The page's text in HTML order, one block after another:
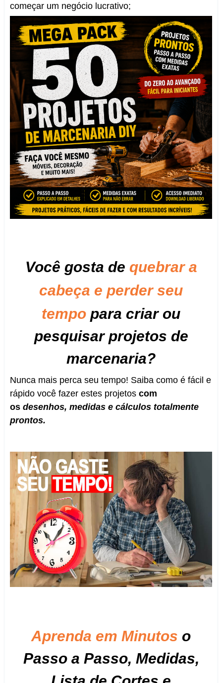
começar um negócio lucrativo;
Você gosta de quebrar a
cabeça e perder seu
tempo para criar ou
pesquisar projetos de
marcenaria?
Nunca mais perca seu tempo! Saiba como é fácil e
rápido você fazer estes projetos com
os desenhos, medidas e cálculos totalmente
prontos.
Aprenda em Minutos o
Passo a Passo, Medidas,